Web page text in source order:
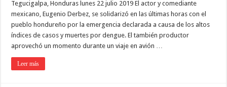
Tegucigalpa, Honduras lunes 22 julio 2019 El actor y comediante
mexicano, Eugenio Derbez, se solidarizó en las últimas horas con el
pueblo hondureño por la emergencia declarada a causa de los altos
índices de casos y muertes por dengue. El también productor
aprovechó un momento durante un viaje en avión …
Leer más